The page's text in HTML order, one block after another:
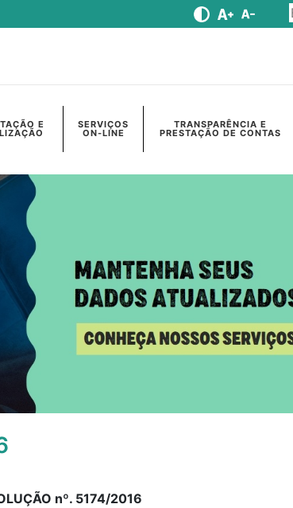
E SERVIÇOS
ON-LINE
TRANSPARÊNCIA E
PRESTAÇÃO DE CONTAS
nº. 5174/2016